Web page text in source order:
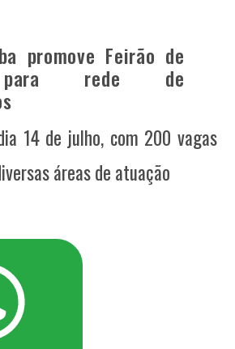
promove Feirão de
para rede de
14 de julho, com 200 vagas
áreas de atuação